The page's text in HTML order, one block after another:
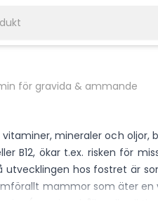
för gravida & ammande
mineraler och
B12, ökar t.ex. risken för
hos fostret är
mammor som äter